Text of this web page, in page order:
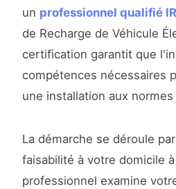
un professionnel qualifié
de Recharge de Véhicule
certification garantit que
compétences nécessaires
une installation aux
La démarche se déroule
faisabilité à votre domicile à
professionnel examine